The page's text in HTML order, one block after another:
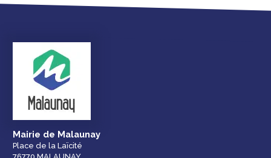
Mairie de Malaunay
Place de la Laïcité